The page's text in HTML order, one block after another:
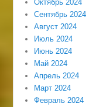
Октябрь 2024
Сентябрь 2024
Август 2024
Июль 2024
Июнь 2024
Май 2024
Апрель 2024
Март 2024
Февраль 2024